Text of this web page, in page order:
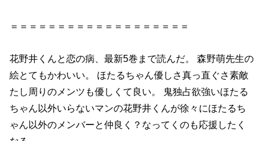
＝＝＝＝＝＝＝＝＝＝＝＝＝＝＝＝＝＝＝
花野井 くんと恋の病 、最新5巻 まで読んだ。 森野萌先生の
絵とてもかわいい。 ほたるちゃん優しさ真っ直ぐさ素敵
たし周りの メンツも優しくて良い。 鬼独占欲強いほたる
ちゃん以外いらないマンの花野井 くんが徐々にほたるち
ゃん以外の メンバーと仲良く？なってくのも応援したく